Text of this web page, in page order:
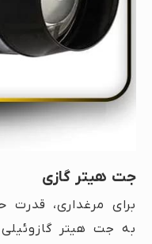
جت هیتر گازی
برای مرغداری، قدرت
به جت هیتر گازوئیلی